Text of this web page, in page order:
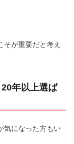
が重要だと考え
年以上選ば
気になった方もい